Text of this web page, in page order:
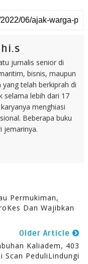
jurnalis senior di
bisnis, maupun
telah berkiprah di
selama lebih dari 17
menghiasi
Beberapa buku
jemarinya.
Permukiman,
Dan Wajibkan
Older Article
Kaliadem, 403
Scan PeduliLindungi